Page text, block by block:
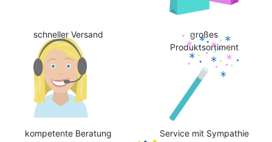
schneller Versand
großes
Produktsortiment
kompetente Beratung Service mit Sympathie